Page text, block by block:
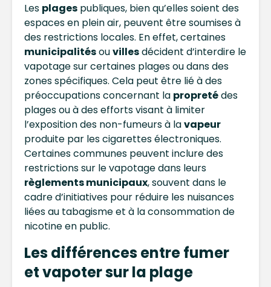
Les plages publiques, bien qu’elles soient des
espaces en plein air, peuvent être soumises à
des restrictions locales. En effet, certaines
municipalitésouvillesdécident d’interdire le
vapotage sur certaines plages ou dans des
zones spécifiques. Cela peut être lié à des
préoccupations concernant la propretédes
plages ou à des efforts visant à limiter
l’exposition des non-fumeurs à lavapeur
produite par les cigarettes électroniques.
Certaines communes peuvent inclure des
restrictions sur le vapotage dans leurs
règlements municipaux, souvent dans le
cadre d’initiatives pour réduire les nuisances
liées au tabagisme et à la consommation de
nicotine en public.
Les différences entre fumer
et vapoter sur la plage